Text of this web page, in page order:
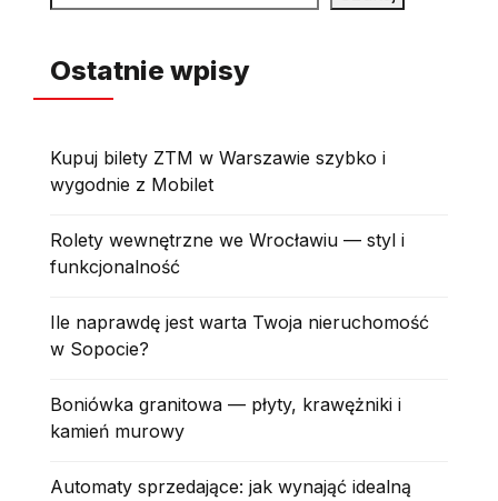
Ostatnie wpisy
Kupuj bilety ZTM w Warszawie szybko i
wygodnie z Mobilet
Rolety wewnętrzne we Wrocławiu — styl i
funkcjonalność
Ile naprawdę jest warta Twoja nieruchomość
w Sopocie?
Boniówka granitowa — płyty, krawężniki i
kamień murowy
Automaty sprzedające: jak wynająć idealną